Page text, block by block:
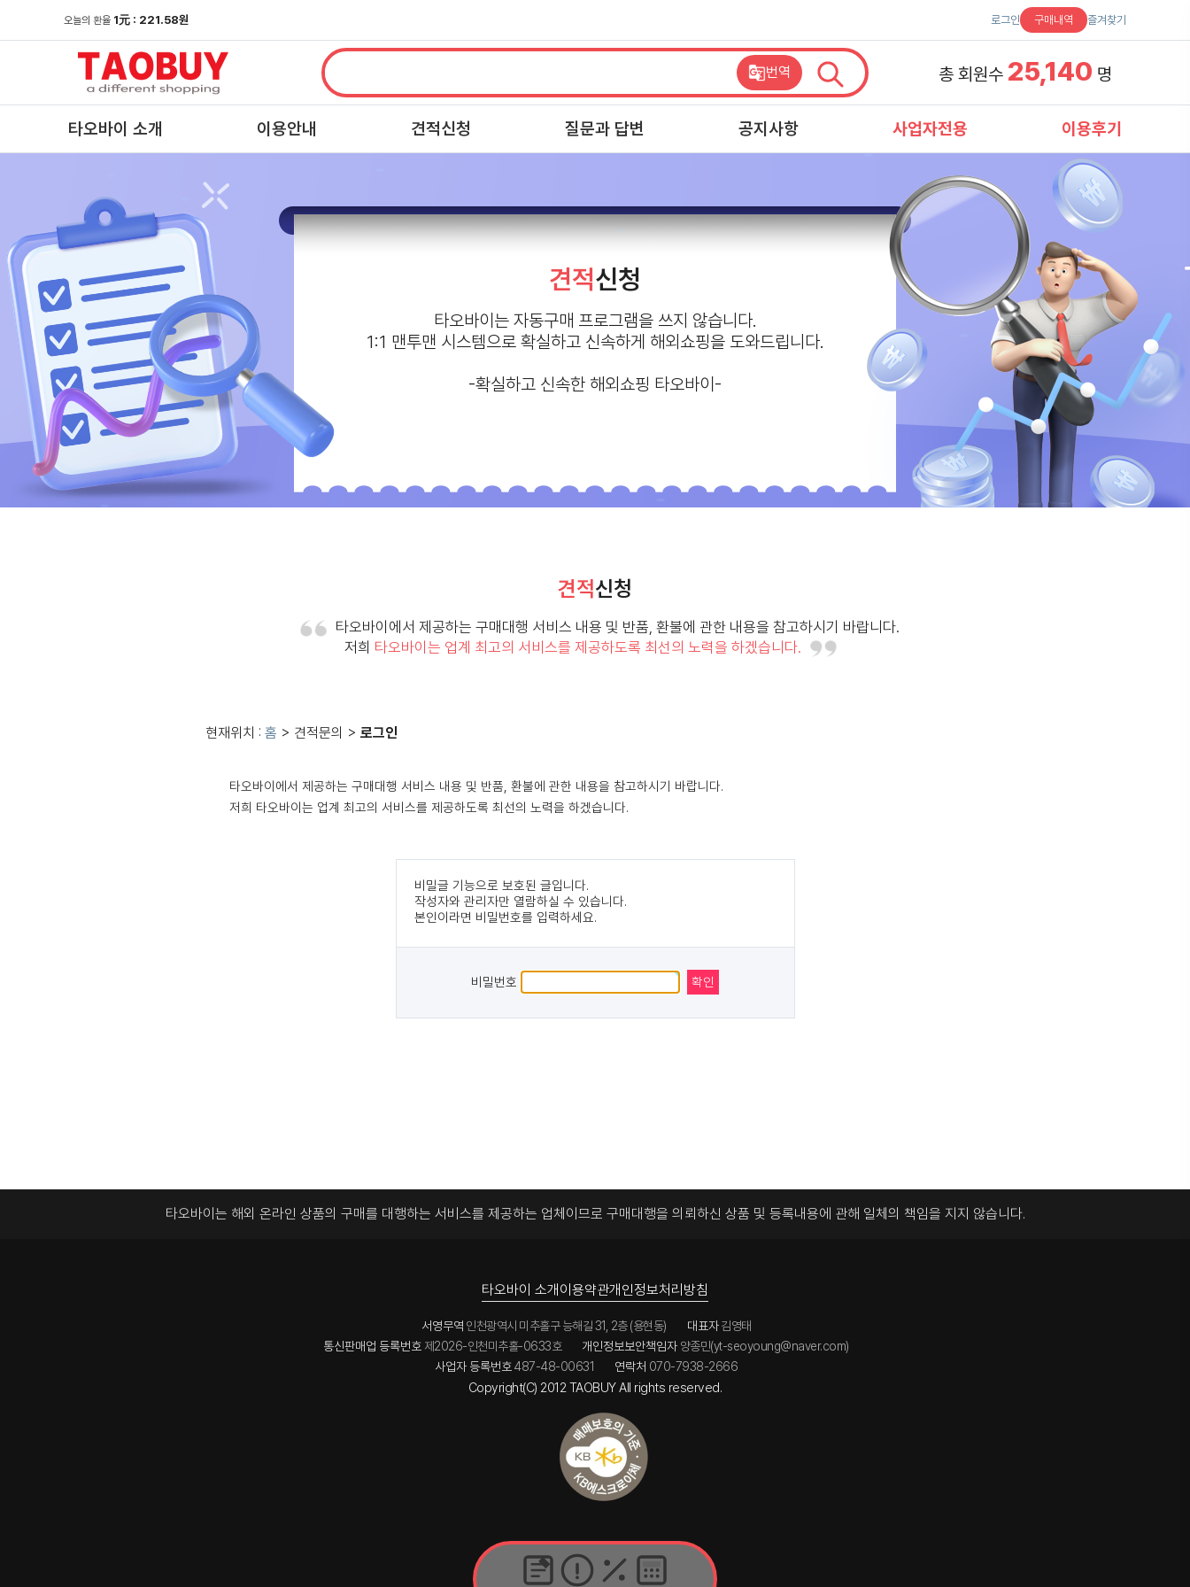
오늘의 환율 1元 : 221.58원 로그인 구매내역 즐겨찾기
번역 총 회원수 25,140 명
타오바이 소개 이용안내 견적신청 질문과 답변 공지사항 사업자전용 이용후기
견적신청
타오바이는 자동구매 프로그램을 쓰지 않습니다.
1:1 맨투맨 시스템으로 확실하고 신속하게 해외쇼핑을 도와드립니다.
-확실하고 신속한 해외쇼핑 타오바이-
견적신청
타오바이에서 제공하는 구매대행 서비스 내용 및 반품, 환불에 관한 내용을 참고하시기 바랍니다.
저희 타오바이는 업계 최고의 서비스를 제공하도록 최선의 노력을 하겠습니다.
현재위치 : 홈 > 견적문의 > 로그인
타오바이에서 제공하는 구매대행 서비스 내용 및 반품, 환불에 관한 내용을 참고하시기 바랍니다.
저희 타오바이는 업계 최고의 서비스를 제공하도록 최선의 노력을 하겠습니다.
비밀글 기능으로 보호된 글입니다.
작성자와 관리자만 열람하실 수 있습니다.
본인이라면 비밀번호를 입력하세요.
비밀번호
타오바이는 해외 온라인 상품의 구매를 대행하는 서비스를 제공하는 업체이므로 구매대행을 의뢰하신 상품 및 등록내용에 관해 일체의 책임을 지지 않습니다.
타오바이 소개이용약관개인정보처리방침
서영무역 인천광역시 미추홀구 능해길 31, 2층 (용현동) 대표자김영태
통신판매업 등록번호 제2026-인천미추홀-0633호 개인정보보안책임자 양종민(yt-seoyoung@naver.com)
사업자 등록번호487-48-00631 연락처 070-7938-2666
Copyright(C) 2012 TAOBUY All rights reserved.